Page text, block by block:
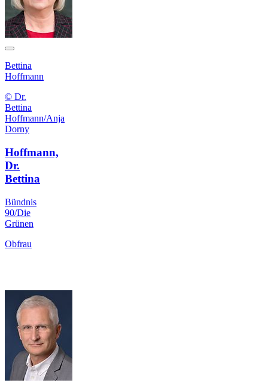
Bettina
Hoffmann
© Dr.
Bettina
Hoffmann/Anja
Dorny
Hoffmann,
Dr.
Bettina
Bündnis
90/Die
Grünen
Obfrau